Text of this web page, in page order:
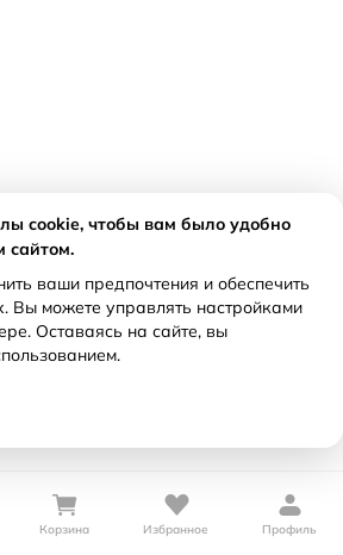
Корзина Избранное Профиль
cookie, чтобы вам было удобно
сайтом.
ваши предпочтения и обеспечить
Вы можете управлять настройками
Оставаясь на сайте, вы